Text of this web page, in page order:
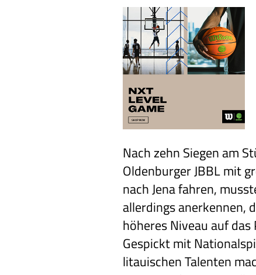
Nach zehn Siegen am
Oldenburger JBBL mit
nach Jena fahren,
allerdings anerkennen,
höheres Niveau auf
Gespickt mit
litauischen Talenten